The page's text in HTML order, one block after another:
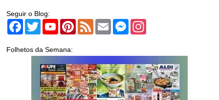
Seguir o Blog:
Facebook
TwitterYouTubePinterest
Feed Email Messenger
Folhetos da Semana: